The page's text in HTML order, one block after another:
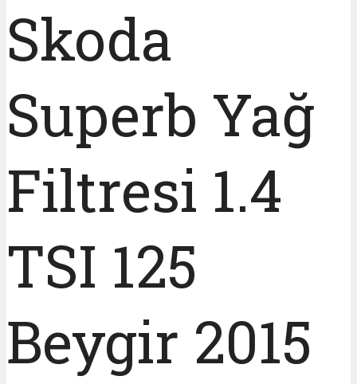
Skoda
Superb Yağ
Filtresi 1.4
TSI 125
Beygir 2015